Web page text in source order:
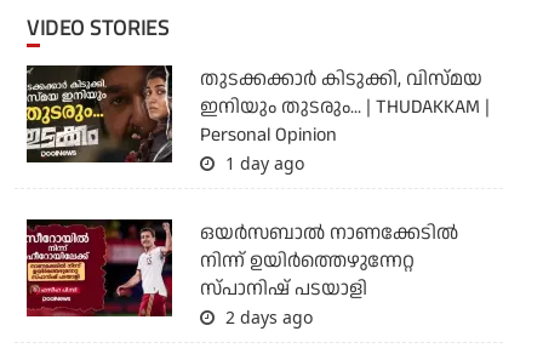
VIDEO STORIES
തുടക്കക്കാര്‍ കിടുക്കി, വിസ്മയ
ഇനിയും തുടരും... | THUDAKKAM |
Personal Opinion
1 day ago
ഒയര്‍സബാൽ നാണക്കേടിൽ
നിന്ന് ഉയിർത്തെഴുന്നേറ്റ
സ്പാനിഷ് പടയാളി
2 days ago